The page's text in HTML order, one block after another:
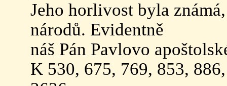
Jeho horlivost byla
národů. Evidentně
náš Pán Pavlovo
K 530, 675, 769, 853,